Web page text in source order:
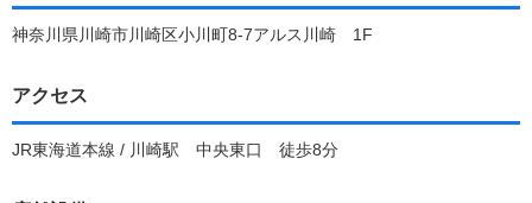
神奈川県川崎市川崎区小川町8-7アルス川崎 1F
アクセス
JR東海道本線 / 川崎駅 中央東口 徒歩8分